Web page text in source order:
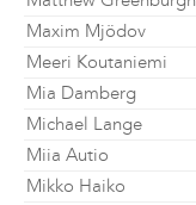
Maxim Mjödov
Meeri Koutaniemi
Mia Damberg
Michael Lange
Miia Autio
Mikko Haiko